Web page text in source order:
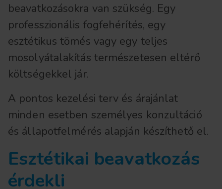
beavatkozásokra van szükség. Egy
professzionális fogfehérítés, egy
esztétikus tömés vagy egy teljes
mosolyátalakítás természetesen eltérő
költségekkel jár.
A pontos kezelési terv és árajánlat
minden esetben személyes konzultáció
és állapotfelmérés alapján készíthető el.
Esztétikai beavatkozás
érdekli